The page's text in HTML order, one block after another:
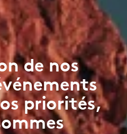
de nos
priorités,